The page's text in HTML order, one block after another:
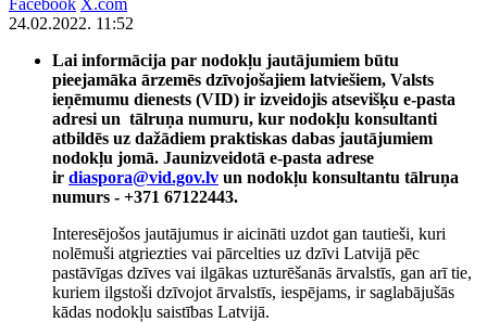
24.02.2022. 11:52
Lai informācija par nodokļu jautājumiem būtu
pieejamāka ārzemēs dzīvojošajiem latviešiem, Valsts
ieņēmumu dienests (VID) ir izveidojis atsevišķu e-pasta
adresi un tālruņa numuru, kur nodokļu konsultanti
atbildēs uz dažādiem praktiskas dabas jautājumiem
nodokļu jomā. Jaunizveidotā e-pasta adrese
ir diaspora@vid.gov.lv un nodokļu konsultantu tālruņa
numurs - +371 67122443.
Interesējošos jautājumus ir aicināti uzdot gan tautieši, kuri
nolēmuši atgriezties vai pārcelties uz dzīvi Latvijā pēc
pastāvīgas dzīves vai ilgākas uzturēšanās ārvalstīs, gan arī tie,
kuriem ilgstoši dzīvojot ārvalstīs, iespējams, ir saglabājušās
kādas nodokļu saistības Latvijā.